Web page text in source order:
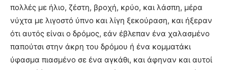
πολλές με ήλιο, ζέστη, βροχή, κρύο, και λάσπη, μέρα
νύχτα με λιγοστό ύπνο και λίγη ξεκούραση, και ήξεραν
ότι αυτός είναι ο δρόμος, εάν έβλεπαν ένα χαλασμένο
παπούτσι στην άκρη του δρόμου ή ένα κομματάκι
ύφασμα πιασμένο σε ένα αγκάθι, και άφηναν και αυτοί